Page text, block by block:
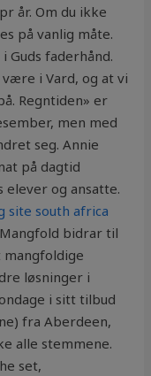
år. Om du ikke
på vanlig måte.
Guds faderhånd.
i Vard, og at vi
Regntiden» er
men med
seg. Annie
på dagtid
og ansatte.
site south africa
bidrar til
løsninger i
i sitt tilbud
fra Aberdeen,
alle stemmene.
set,